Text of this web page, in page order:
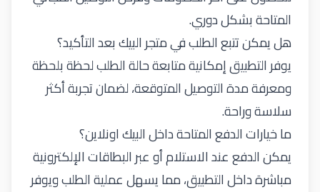
المتاحة بشكل دوري.
هل يمكن تتبع الطلب في متجر البيك بعد التأكيد؟
يوفر التطبيق إمكانية متابعة حالة الطلب لحظة بلحظة
ومعرفة مدة التوصيل المتوقعة، لضمان تجربة أكثر
سلاسة وراحة.
ما خيارات الدفع المتاحة داخل البيك اونلاين؟
يمكن الدفع عند الاستلام أو عبر البطاقات الإلكترونية
مباشرة داخل التطبيق، مما يسهل عملية الطلب ويوفر